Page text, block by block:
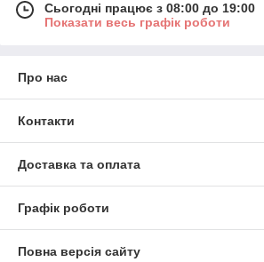
Сьогодні працює з 08:00 до 19:00
Показати весь графік роботи
Про нас
Контакти
Доставка та оплата
Графік роботи
Повна версія сайту